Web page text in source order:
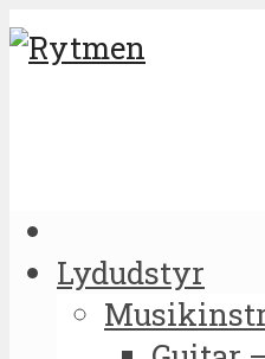
Lydudstyr